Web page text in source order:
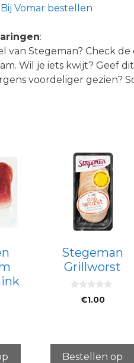
Bij Vomar bestellen
:
van Stegeman? Check de
Wil je iets kwijt? Geef
voordeliger gezien?
Stegeman
Grillworst
€1.00
Bestellen op